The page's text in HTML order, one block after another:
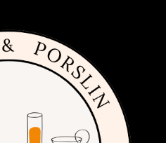
Designhögskola, Formlinjen, 2001
och driver i dag sin egen
designstudio. Hon behandlar
traditionen med ödmjuk respekt
samtidigt som det alltid finns ett
element av en lekfull modernitet
– en mjukprovokation i det hon
gör. Det funktionella samsas med
en poetisk längtan efter något
mer. Kända arketyper tilldelas nya
roller. Eva Schildts design är ofta
kopplad till naturen och det